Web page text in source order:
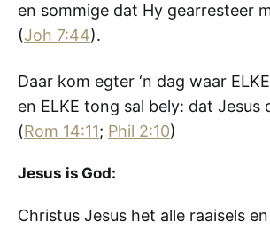
en sommige dat Hy gearresteer
(Joh 7:44).
Daar kom egter ‘n dag waar
en ELKE tong sal bely: dat Jesus
(Rom 14:11; Phil 2:10)
Jesus is God:
Christus Jesus het alle raaisels